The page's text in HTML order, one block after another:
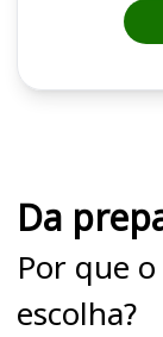
Da
Por que
escolha?